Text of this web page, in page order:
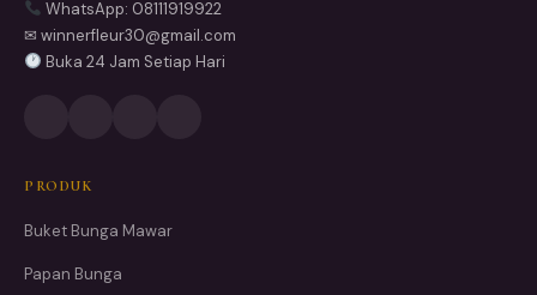
WhatsApp: 08111919922
✉ winnerfleur30@gmail.com
Buka 24 Jam Setiap Hari
PRODUK
Buket Bunga Mawar
Papan Bunga